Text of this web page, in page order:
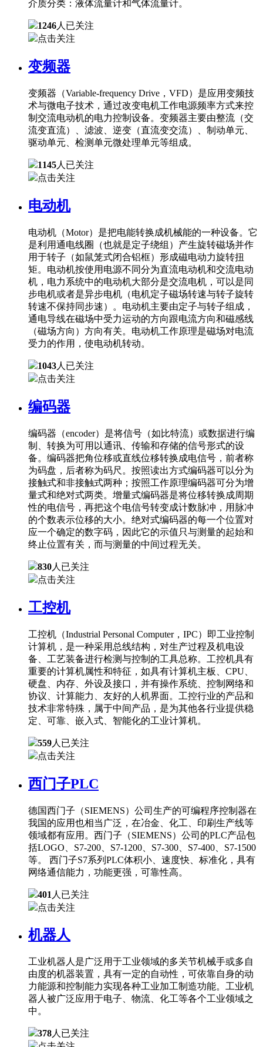
介质分类：液体流量计和气体流量计。
1246人已关注
点击关注
变频器
变频器（Variable-frequency Drive，VFD）是应用变频技
术与微电子技术，通过改变电机工作电源频率方式来控
制交流电动机的电力控制设备。变频器主要由整流（交
流变直流）、滤波、逆变（直流变交流）、制动单元、
驱动单元、检测单元微处理单元等组成。
1145人已关注
点击关注
电动机
电动机（Motor）是把电能转换成机械能的一种设备。它
是利用通电线圈（也就是定子绕组）产生旋转磁场并作
用于转子（如鼠笼式闭合铝框）形成磁电动力旋转扭
矩。电动机按使用电源不同分为直流电动机和交流电动
机，电力系统中的电动机大部分是交流电机，可以是同
步电机或者是异步电机（电机定子磁场转速与转子旋转
转速不保持同步速）。电动机主要由定子与转子组成，
通电导线在磁场中受力运动的方向跟电流方向和磁感线
（磁场方向）方向有关。电动机工作原理是磁场对电流
受力的作用，使电动机转动。
1043人已关注
点击关注
编码器
编码器（encoder）是将信号（如比特流）或数据进行编
制、转换为可用以通讯、传输和存储的信号形式的设
备。编码器把角位移或直线位移转换成电信号，前者称
为码盘，后者称为码尺。按照读出方式编码器可以分为
接触式和非接触式两种；按照工作原理编码器可分为增
量式和绝对式两类。增量式编码器是将位移转换成周期
性的电信号，再把这个电信号转变成计数脉冲，用脉冲
的个数表示位移的大小。绝对式编码器的每一个位置对
应一个确定的数字码，因此它的示值只与测量的起始和
终止位置有关，而与测量的中间过程无关。
830人已关注
点击关注
工控机
工控机（Industrial Personal Computer，IPC）即工业控制
计算机，是一种采用总线结构，对生产过程及机电设
备、工艺装备进行检测与控制的工具总称。工控机具有
重要的计算机属性和特征，如具有计算机主板、CPU、
硬盘、内存、外设及接口，并有操作系统、控制网络和
协议、计算能力、友好的人机界面。工控行业的产品和
技术非常特殊，属于中间产品，是为其他各行业提供稳
定、可靠、嵌入式、智能化的工业计算机。
559人已关注
点击关注
西门子PLC
德国西门子（SIEMENS）公司生产的可编程序控制器在
我国的应用也相当广泛，在冶金、化工、印刷生产线等
领域都有应用。西门子（SIEMENS）公司的PLC产品包
括LOGO、S7-200、S7-1200、S7-300、S7-400、S7-1500
等。 西门子S7系列PLC体积小、速度快、标准化，具有
网络通信能力，功能更强，可靠性高。
401 人已关注
点击关注
机器人
工业机器人是广泛用于工业领域的多关节机械手或多自
由度的机器装置，具有一定的自动性，可依靠自身的动
力能源和控制能力实现各种工业加工制造功能。工业机
器人被广泛应用于电子、物流、化工等各个工业领域之
中。
378人已关注